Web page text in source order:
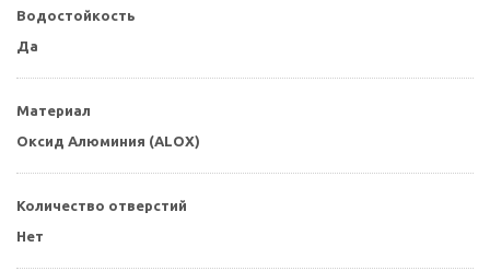
Водостойкость
Да
Материал
Оксид Алюминия (ALOX)
Количество отверстий
Нет